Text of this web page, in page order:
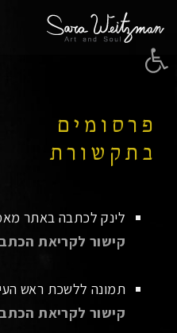
פתח סרגל נגישות
פרסומים
בתקשורת
לינק לכתבה באתר
קישור לקריאת
תמונה ללשכת ראש
קישור לקריאת